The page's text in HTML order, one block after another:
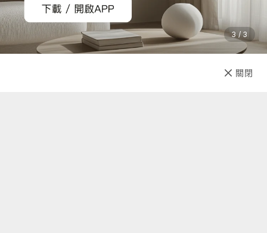
商品規格
產地：美國
3 / 3
關閉